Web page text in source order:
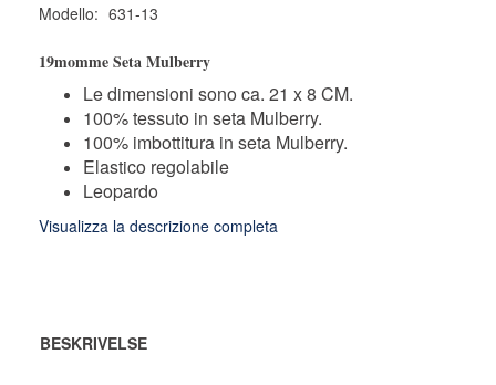
Modello: 631-13
19momme Seta Mulberry
Le dimensioni sono ca. 21 x 8 CM.
100% tessuto in seta Mulberry.
100% imbottitura in seta Mulberry.
Elastico regolabile
Leopardo
Visualizza la descrizione completa
BESKRIVELSE